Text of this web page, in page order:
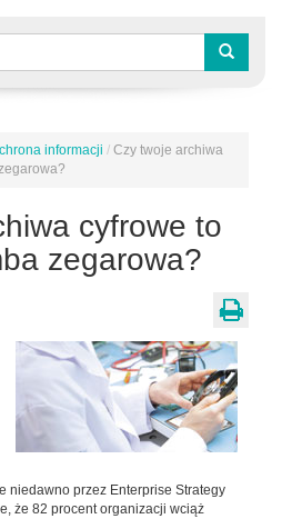
informacji / Czy twoje archiwa
cyfrowe to
zegarowa?
niedawno przez Enterprise Strategy
że 82 procent organizacji wciąż